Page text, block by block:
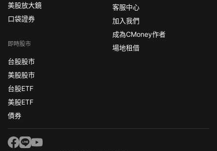
美股放大鏡
口袋證券
即時股市
台股股市
美股股市
台股ETF
美股ETF
債券
客服中心
加入我們
成為CMoney作者
場地租借